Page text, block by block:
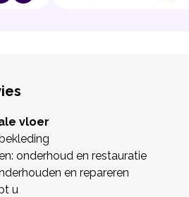
vloer
onderhoud en restauratie
en repareren
u